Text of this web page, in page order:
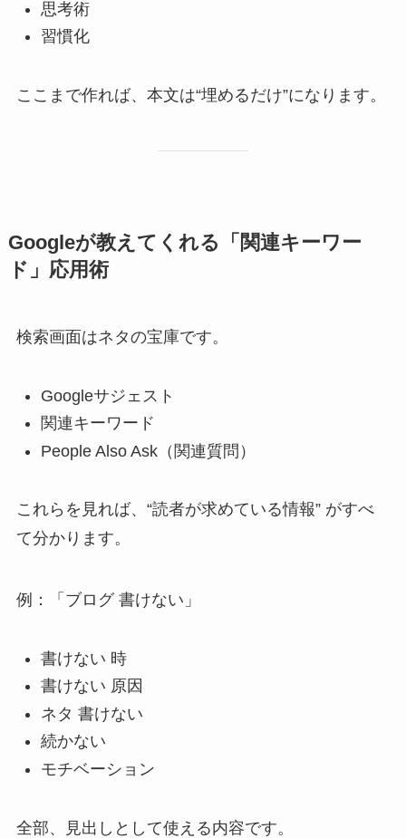
思考術
習慣化
ここまで作れば、本文は“埋めるだけ”になります。
Googleが教えてくれる「関連キーワー
ド」応用術
検索画面はネタの宝庫です。
Googleサジェスト
関連キーワード
People Also Ask（関連質問）
これらを見れば、“読者が求めている情報” がすべ
て分かります。
例：「ブログ 書けない」
書けない 時
書けない 原因
ネタ 書けない
続かない
モチベーション
全部、見出しとして使える内容です。